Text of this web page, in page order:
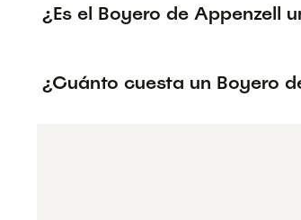
¿Es el Boyero de Appenzell
¿Cuánto cuesta un Boyero